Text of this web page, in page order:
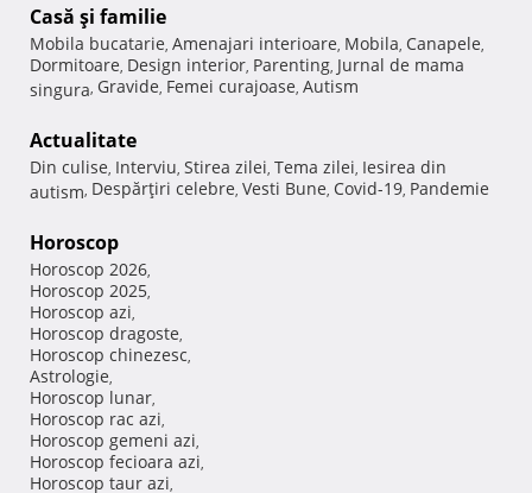
Casă şi familie
Mobila bucatarie, Amenajari interioare, Mobila, Canapele,
Dormitoare, Design interior, Parenting, Jurnal de mama
singura, Gravide, Femei curajoase, Autism
Actualitate
Din culise, Interviu, Stirea zilei, Tema zilei, Iesirea din
autism, Despărţiri celebre, Vesti Bune, Covid-19, Pandemie
Horoscop
Horoscop 2026,
Horoscop 2025,
Horoscop azi,
Horoscop dragoste,
Horoscop chinezesc,
Astrologie,
Horoscop lunar,
Horoscop rac azi,
Horoscop gemeni azi,
Horoscop fecioara azi,
Horoscop taur azi,